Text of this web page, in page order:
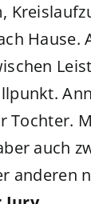
Tochter.
auch
anderen